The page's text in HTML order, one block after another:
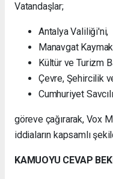
Vatandaşlar;
Antalya Valiliği'ni,
Manavgat
Kültür ve Turizm
Çevre, Şehircilik
Cumhuriyet
göreve çağırarak, Vox
iddiaların kapsamlı
KAMUOYU CEVAP